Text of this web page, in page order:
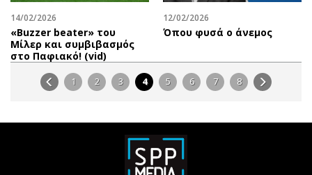
14/02/2026
«Βuzzer beater» του
Μίλερ και συμβιβασμός
στο Παφιακό! (vid)
12/02/2026
Όπου φυσά ο άνεμος
1 2 3 4 5 6 7 8